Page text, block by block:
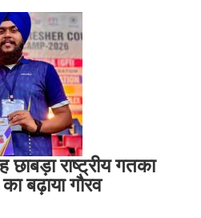
छाबड़ा राष्ट्रीय गतका
बढ़ाया गौरव